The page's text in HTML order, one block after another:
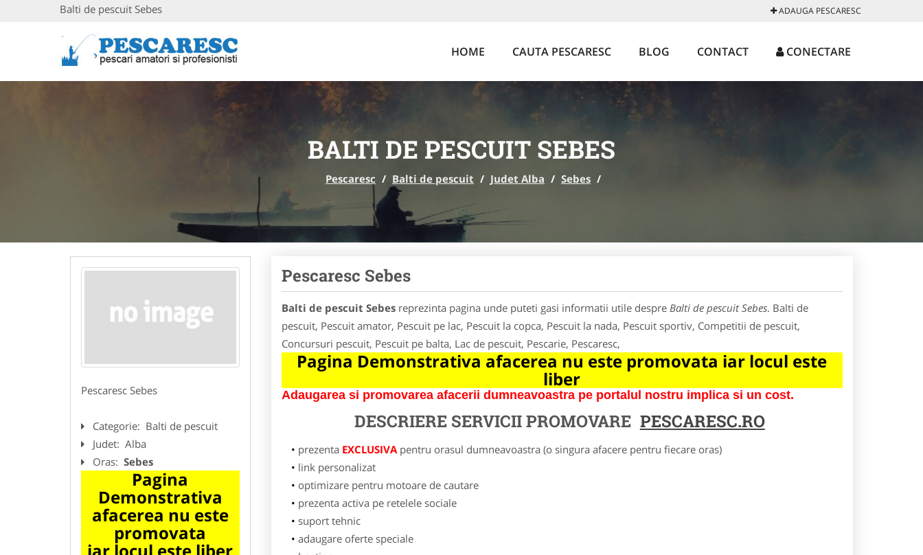
Balti de pescuit Sebes ADAUGA PESCARESC
HOME CAUTA PESCARESC BLOG CONTACT CONECTARE
BALTI DE PESCUIT SEBES
Pescaresc / Balti de pescuit / Judet Alba / Sebes /
Pescaresc Sebes
Categorie: Balti de pescuit
Judet: Alba
Oras: Sebes
Pagina
Demonstrativa
afacerea nu este
promovata
Pescaresc Sebes
Balti de pescuit Sebesreprezinta pagina unde puteti gasi informatii utile despre Balti de pescuit Sebes. Balti de
pescuit, Pescuit amator, Pescuit pe lac, Pescuit la copca, Pescuit la nada, Pescuit sportiv, Competitii de pescuit,
Concursuri pescuit, Pescuit pe balta, Lac de pescuit, Pescarie, Pescaresc,
Pagina Demonstrativa afacerea nu este promovata iar locul este
liber
Adaugarea si promovarea afacerii dumneavoastra pe portalul nostru implica si un cost.
DESCRIERE SERVICII PROMOVARE PESCARESC.RO
prezenta EXCLUSIVApentru orasul dumneavoastra (o singura afacere pentru fiecare oras)
link personalizat
optimizare pentru motoare de cautare
prezenta activa pe retelele sociale
suport tehnic
adaugare oferte speciale